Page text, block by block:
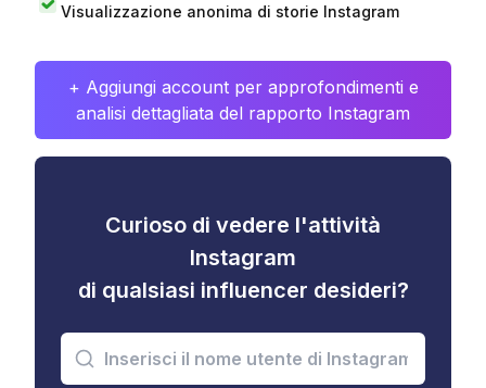
Visualizzazione anonima di storie Instagram
+ Aggiungi account per approfondimenti e
analisi dettagliata del rapporto Instagram
Curioso di vedere l'attività
Instagram
di qualsiasi influencer desideri?